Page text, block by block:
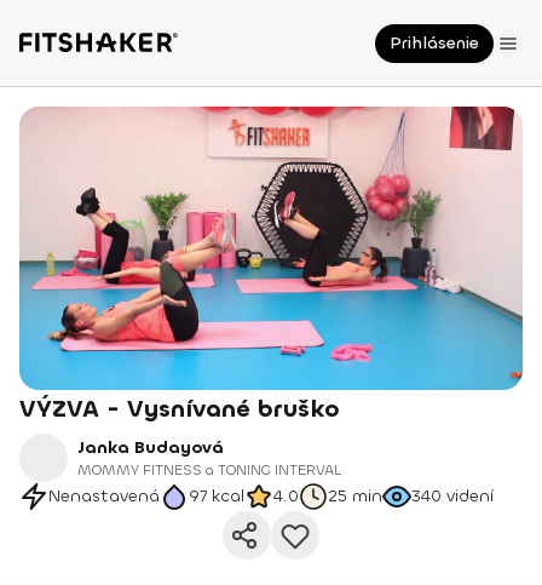
Prihlásenie
VÝZVA - Vysnívané bruško
Janka Budayová
MOMMY FITNESS a TONING INTERVAL
Nenastavená 97 kcal 4.0 25 min 340 videní